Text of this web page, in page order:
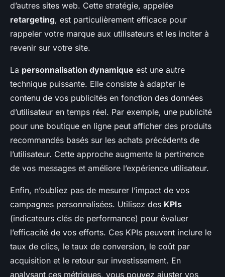
d’autres sites web. Cette stratégie, appelée
retargeting, est particulièrement efficace pour
rappeler votre marque aux utilisateurs et les inciter à
revenir sur votre site.
La personnalisation dynamique est une autre
technique puissante. Elle consiste à adapter le
contenu de vos publicités en fonction des données
d’utilisateur en temps réel. Par exemple, une publicité
pour une boutique en ligne peut afficher des produits
recommandés basés sur les achats précédents de
l’utilisateur. Cette approche augmente la pertinence
de vos messages et améliore l’expérience utilisateur.
Enfin, n’oubliez pas de mesurer l’impact de vos
campagnes personnalisées. Utilisez des KPIs
(indicateurs clés de performance) pour évaluer
l’efficacité de vos efforts. Ces KPIs peuvent inclure le
taux de clics, le taux de conversion, le coût par
acquisition et le retour sur investissement. En
analysant ces métriques, vous pouvez ajuster vos